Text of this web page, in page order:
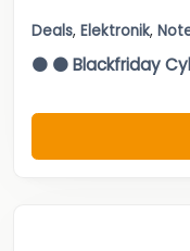
Deals, Elektronik,
⚫ ⚫ Blackfriday